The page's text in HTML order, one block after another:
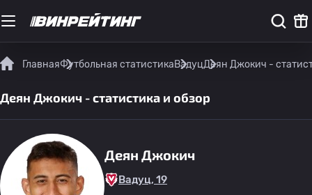
ГлавнаяФутбольная статистикаВадуцДеян Джокич -
Деян Джокич - статистика и обзор
Деян Джокич
Вадуц, 19